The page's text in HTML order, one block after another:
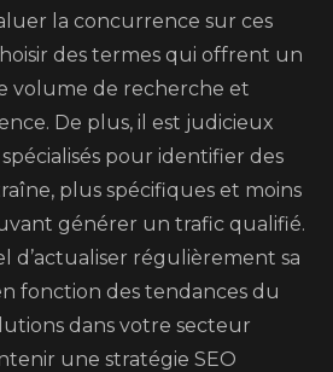
la concurrence sur ces
des termes qui offrent un
volume de recherche et
De plus, il est judicieux
pour identifier des
plus spécifiques et moins
générer un trafic qualifié.
d’actualiser régulièrement sa
fonction des tendances du
dans votre secteur
une stratégie SEO